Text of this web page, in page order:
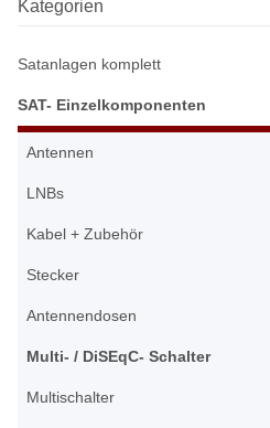
Kategorien
Satanlagen komplett
SAT- Einzelkomponenten
Antennen
LNBs
Kabel + Zubehör
Stecker
Antennendosen
Multi- / DiSEqC- Schalter
Multischalter